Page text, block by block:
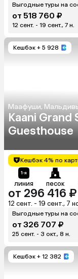
Выгодные туры на
от 518 760 ₽
12 сент. - 19 сент., 7 н.
Кешбэк + 5 928
Маафуши,
Kaani Grand
Guesthouse
Кешбэк 4% по
линия песок
от 296 416 ₽
12 сент. - 19 сент., 7
Выгодные туры на
от 326 707 ₽
25 сент. - 3 окт., 8 н.
Кешбэк + 12 382